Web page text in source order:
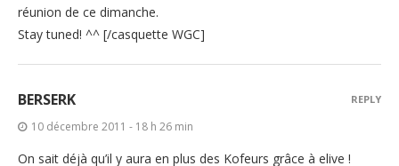
réunion de ce dimanche.
Stay tuned! ^^ [/casquette WGC]
BERSERK
10 décembre 2011 - 18 h 26 min
On sait déjà qu’il y aura en plus des Kofeurs grâce à elive !
REPLY